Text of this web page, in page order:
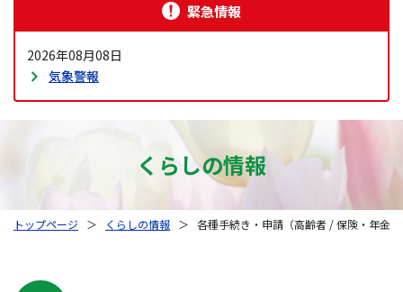
緊急情報
2026年08月08日
気象警報
くらしの情報
トップページ ＞ くらしの情報 ＞ 各種手続き・申請（高齢者 / 保険・年金）